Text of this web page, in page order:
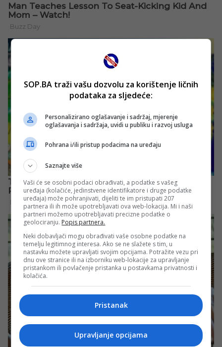
SOP.BA traži vašu dozvolu za korištenje ličnih
podataka za sljedeće:
Personalizirano oglašavanje i sadržaj, mjerenje
oglašavanja i sadržaja, uvidi u publiku i razvoj usluga
Pohrana i/ili pristup podacima na uređaju
Saznajte više
Vaši će se osobni podaci obrađivati, a podatke s vašeg
uređaja (kolačiće, jedinstvene identifikatore i druge podatke
uređaja) može pohranjivati, dijeliti te im pristupati 207
partnera ili ih može upotrebljavati ova web-lokacija. Mi i naši
partneri možemo upotrebljavati precizne podatke o
geolociranju. Popis partnera.
Neki dobavljači mogu obrađivati vaše osobne podatke na
temelju legitimnog interesa. Ako se ne slažete s tim, u
nastavku možete upravljati svojim opcijama. Potražite vezu pri
dnu ove stranice ili na izborniku web-lokacije za upravljanje
pristankom ili povlačenje pristanka u postavkama privatnosti i
kolačića.
Pristanak
Upravljanje opcijama